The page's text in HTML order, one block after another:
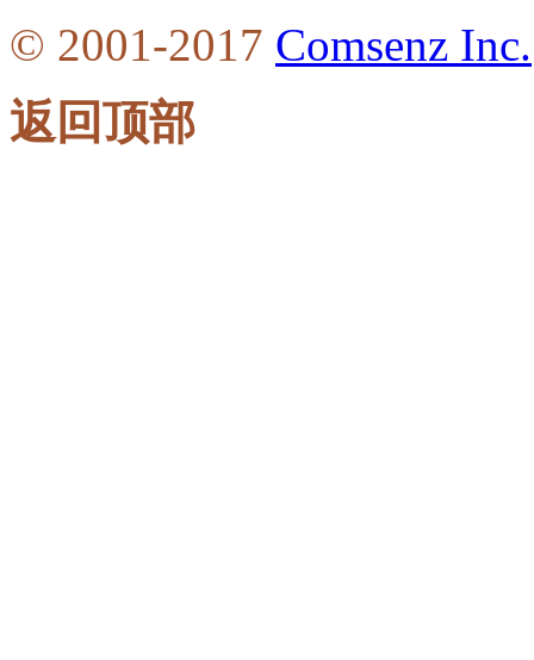
© 2001-2017 Comsenz Inc.
返回顶部